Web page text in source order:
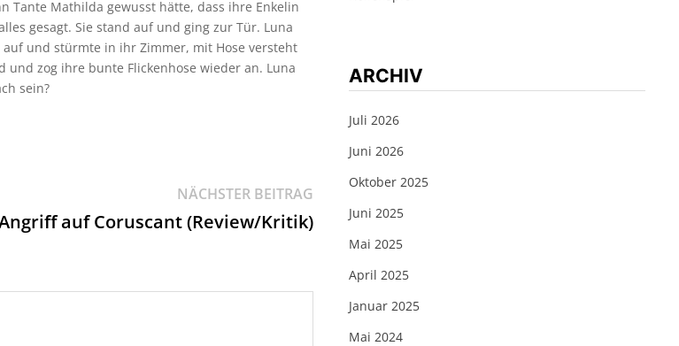
Tante Mathilda gewusst hätte, dass ihre Enkelin
gesagt. Sie stand auf und ging zur Tür. Luna
und stürmte in ihr Zimmer, mit Hose versteht
zog ihre bunte Flickenhose wieder an. Luna
sein?
NÄCHSTER BEITRAGNächster
Beitrag:
auf Coruscant (Review/Kritik)
ARCHIV
Juli 2026
Juni 2026
Oktober 2025
Juni 2025
Mai 2025
April 2025
Januar 2025
Mai 2024